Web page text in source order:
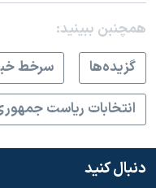
همچنبن ببینید:
گزيده‌ها
سرخط
انتخابات ریاست جمهوری
دنبال کنید